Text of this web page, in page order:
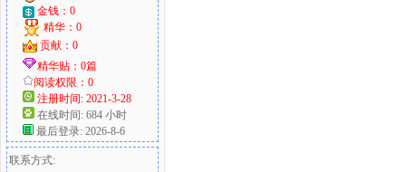
金钱：0
精华：0
贡献：0
精华贴：0篇
阅读权限：0
注册时间: 2021-3-28
在线时间: 684 小时
最后登录: 2026-8-6
联系方式: